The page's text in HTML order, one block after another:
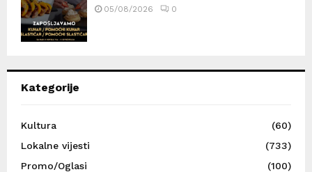
05/08/2026 0
Kategorije
Kultura
(60)
Lokalne vijesti
(733)
Promo/Oglasi
(100)